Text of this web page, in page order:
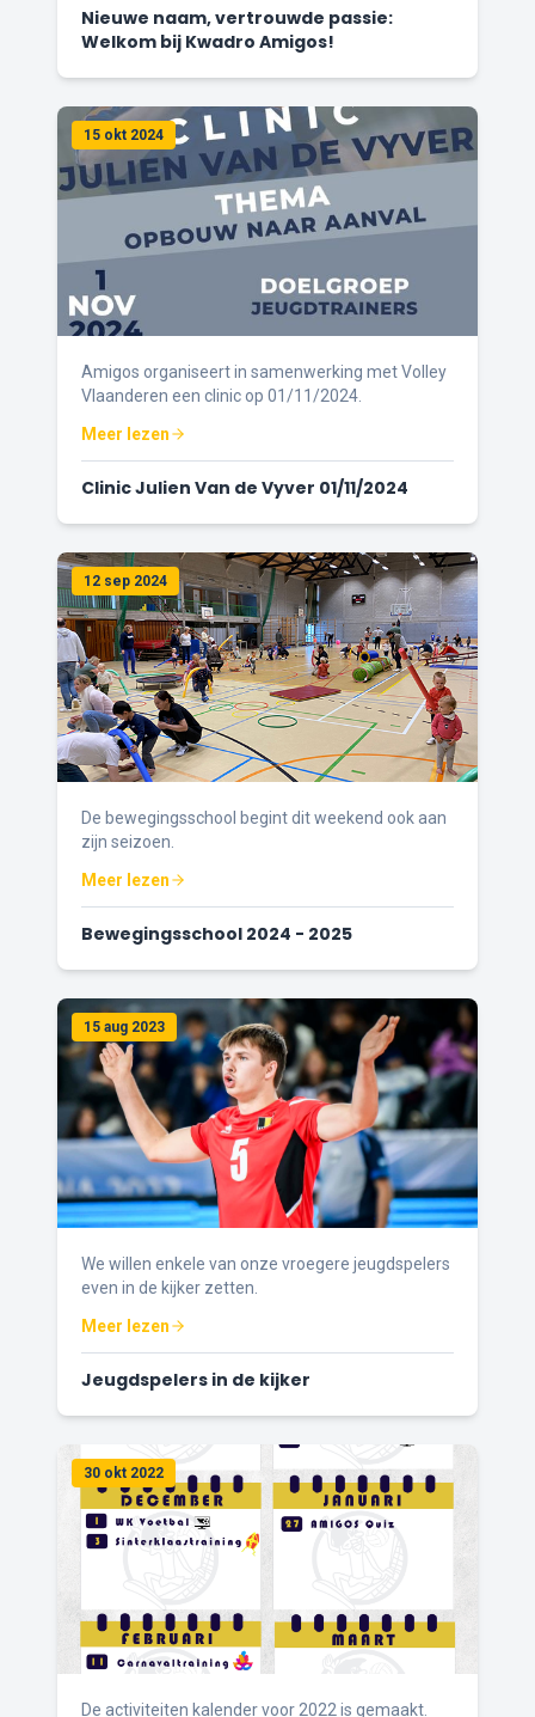
Nieuwe naam, vertrouwde passie:
Welkom bij Kwadro Amigos!
15 okt 2024
Amigos organiseert in samenwerking met Volley
Vlaanderen een clinic op 01/11/2024.
Meer lezen
Clinic Julien Van de Vyver 01/11/2024
12 sep 2024
De bewegingsschool begint dit weekend ook aan
zijn seizoen.
Meer lezen
Bewegingsschool 2024 - 2025
15 aug 2023
We willen enkele van onze vroegere jeugdspelers
even in de kijker zetten.
Meer lezen
Jeugdspelers in de kijker
30 okt 2022
De activiteiten kalender voor 2022 is gemaakt.